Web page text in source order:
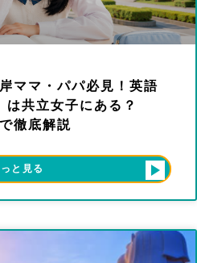
ママ・パパ必見！英語
共立女子にある？
徹底解説
と見る